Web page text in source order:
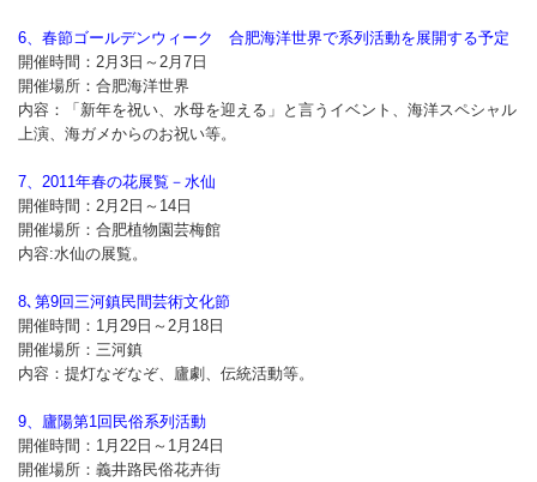
6、春節ゴールデンウィーク 合肥海洋世界で系列活動を展開する予定
開催時間：2月3日～2月7日
開催場所：合肥海洋世界
内容：「新年を祝い、水母を迎える」と言うイベント、海洋スペシャル
上演、海ガメからのお祝い等。
7、2011年春の花展覧－水仙
開催時間：2月2日～14日
開催場所：合肥植物園芸梅館
内容:水仙の展覧。
8､第9回三河鎮民間芸術文化節
開催時間：1月29日～2月18日
開催場所：三河鎮
内容：提灯なぞなぞ、廬劇、伝統活動等。
9、廬陽第1回民俗系列活動
開催時間：1月22日～1月24日
開催場所：義井路民俗花卉街